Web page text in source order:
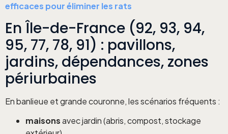
efficaces pour éliminer les rats
En Île-de-France (92, 93, 94,
95, 77, 78, 91) : pavillons,
jardins, dépendances, zones
périurbaines
En banlieue et grande couronne, les scénarios fréquents :
maisonsavec jardin (abris, compost, stockage